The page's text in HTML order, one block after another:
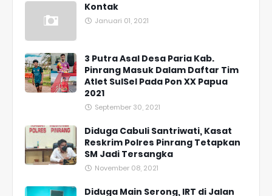
Kontak
Januari 01, 2021
3 Putra Asal Desa Paria Kab.
Pinrang Masuk Dalam Daftar Tim
Atlet SulSel Pada Pon XX Papua
2021
September 30, 2021
Diduga Cabuli Santriwati, Kasat
Reskrim Polres Pinrang Tetapkan
SM Jadi Tersangka
November 08, 2021
Diduga Main Serong, IRT di Jalan